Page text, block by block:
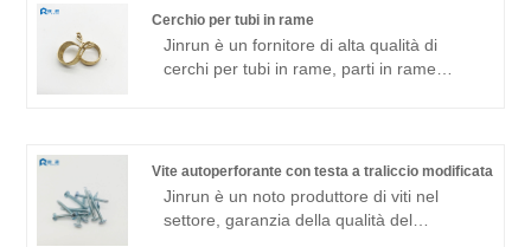
qualità attraverso un rigoroso controllo di
qualità e prestazioni eccellenti del
prodotto. La nostra gamma di prodotti
comprende varie specifiche di viti, dadi,
come il nostro centro e forniamo ai clienti
prodotti e servizi della migliore qualità.
Cerchio per tubi in rame
Jinrun è un fornitore di alta qualità di
cerchi per tubi in rame, parti in rame
fissaggio.
Vite autoperforante con testa a traliccio modificata
Jinrun è un noto produttore di viti nel
settore, garanzia della qualità del